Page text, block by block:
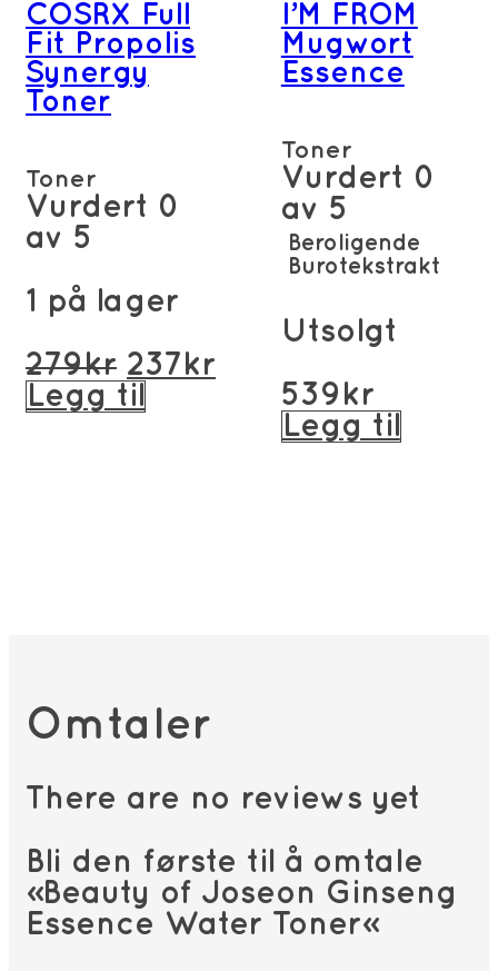
COSRX Full
Fit Propolis
Synergy
Toner
Toner
Vurdert 0
av 5
1 på lager
279kr Opprinnelig
pris
237 kr
Legg til
I’M FROM
Mugwort
Essence
Toner
Vurdert 0
av 5
Beroligende
Burotekstrakt
Utsolgt
539 kr
Legg til
Omtaler
There are no reviews yet
Bli den første til å omtale
«Beauty of Joseon Ginseng
Essence Water Toner»